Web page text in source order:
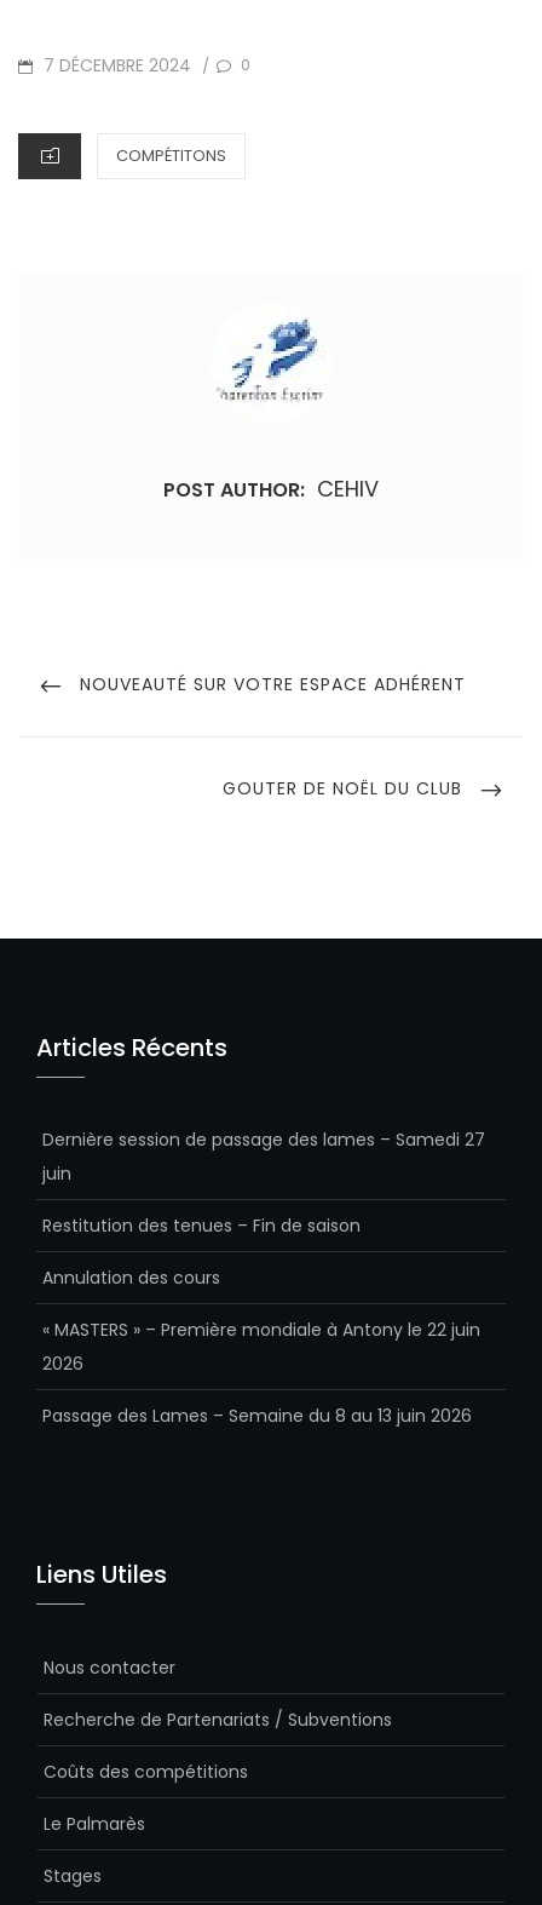
POSTED
7 DÉCEMBRE 2024 / 0
CATEGORIES
COMPÉTITONS
POST AUTHOR: CEHIV
de
PREVIOUS
NOUVEAUTÉ SUR VOTRE ESPACE ADHÉRENT
NEXT
GOUTER DE NOËL DU CLUB
Articles Récents
Dernière session de passage des lames – Samedi 27
juin
Restitution des tenues – Fin de saison
Annulation des cours
« MASTERS » – Première mondiale à Antony le 22 juin
2026
Passage des Lames – Semaine du 8 au 13 juin 2026
Liens Utiles
Nous contacter
Recherche de Partenariats / Subventions
Coûts des compétitions
Le Palmarès
Stages